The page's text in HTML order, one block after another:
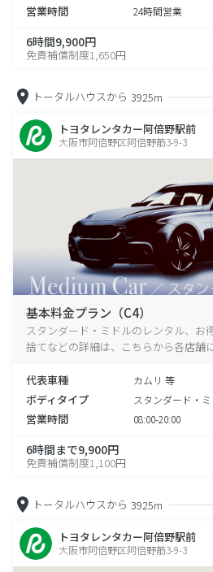
営業時間 24時間営業
6時間9,900円
免責補償制度1,650円
トータルハウスから 3925m
トヨタレンタカー阿倍野駅前
大阪市阿倍野区阿倍野筋3-9-3
基本料金プラン（C4）
スタンダード・ミドルのレンタル、お
捨てなどの詳細は、こちらから各店舗
代表車種 カムリ 等
ボディタイプ スタンダード・
営業時間 08:00-20:00
6時間まで9,900円
免責補償制度1,100円
トータルハウスから 3925m
トヨタレンタカー阿倍野駅前
大阪市阿倍野区阿倍野筋3-9-3